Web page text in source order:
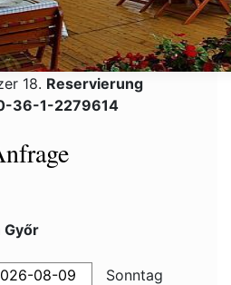
18. Reservierung
36-1-2279614
Sonntag